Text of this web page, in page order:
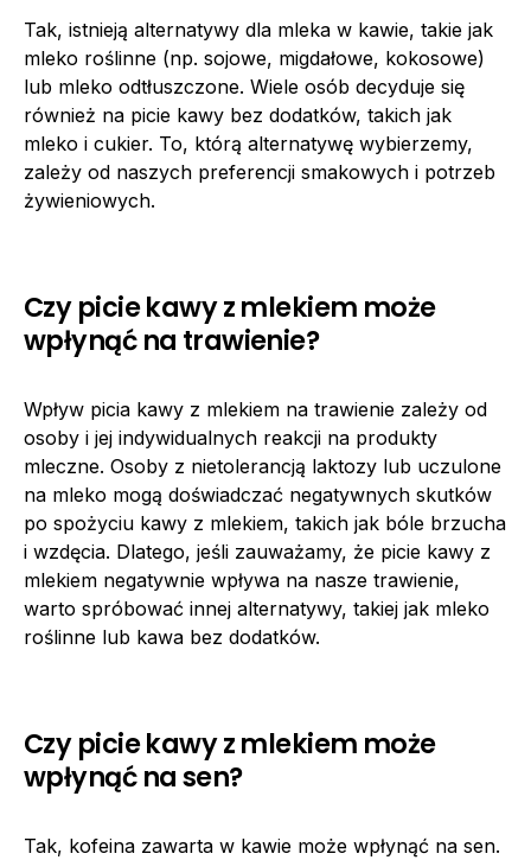
Tak, istnieją alternatywy dla mleka w kawie, takie jak
mleko roślinne (np. sojowe, migdałowe, kokosowe)
lub mleko odtłuszczone. Wiele osób decyduje się
również na picie kawy bez dodatków, takich jak
mleko i cukier. To, którą alternatywę wybierzemy,
zależy od naszych preferencji smakowych i potrzeb
żywieniowych.
Czy picie kawy z mlekiem może
wpłynąć na trawienie?
Wpływ picia kawy z mlekiem na trawienie zależy od
osoby i jej indywidualnych reakcji na produkty
mleczne. Osoby z nietolerancją laktozy lub uczulone
na mleko mogą doświadczać negatywnych skutków
po spożyciu kawy z mlekiem, takich jak bóle brzucha
i wzdęcia. Dlatego, jeśli zauważamy, że picie kawy z
mlekiem negatywnie wpływa na nasze trawienie,
warto spróbować innej alternatywy, takiej jak mleko
roślinne lub kawa bez dodatków.
Czy picie kawy z mlekiem może
wpłynąć na sen?
Tak, kofeina zawarta w kawie może wpłynąć na sen.